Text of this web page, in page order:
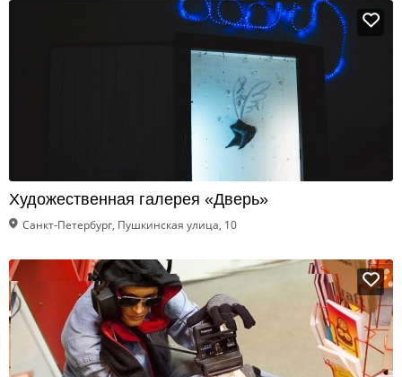
Художественная галерея «Дверь»
Санкт-Петербург, Пушкинская улица, 10